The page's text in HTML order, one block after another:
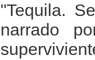
"Tequila.
narrado